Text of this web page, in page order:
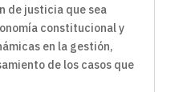
de justicia que sea
constitucional y
en la gestión,
de los casos que